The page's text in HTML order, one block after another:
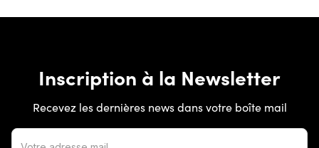
Inscription à la Newsletter
Recevez les dernières news dans votre boîte mail